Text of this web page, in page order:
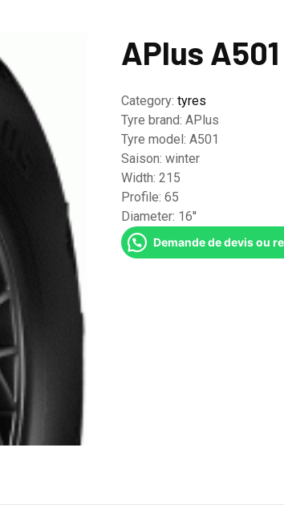
APlus A501
Category:tyres
Tyre brand:APlus
Tyre model:A501
Saison:winter
Width:215
Profile:65
Diameter: 16''
Demande de devis ou